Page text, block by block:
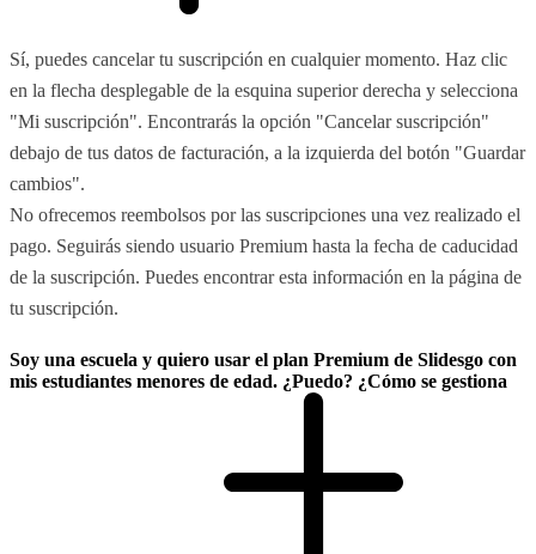
Sí, puedes cancelar tu suscripción en cualquier momento. Haz clic
en la flecha desplegable de la esquina superior derecha y selecciona
"Mi suscripción". Encontrarás la opción "Cancelar suscripción"
debajo de tus datos de facturación, a la izquierda del botón "Guardar
cambios".
No ofrecemos reembolsos por las suscripciones una vez realizado el
pago. Seguirás siendo usuario Premium hasta la fecha de caducidad
de la suscripción. Puedes encontrar esta información en la página de
tu suscripción.
Soy una escuela y quiero usar el plan Premium de Slidesgo con
mis estudiantes menores de edad. ¿Puedo? ¿Cómo se gestiona